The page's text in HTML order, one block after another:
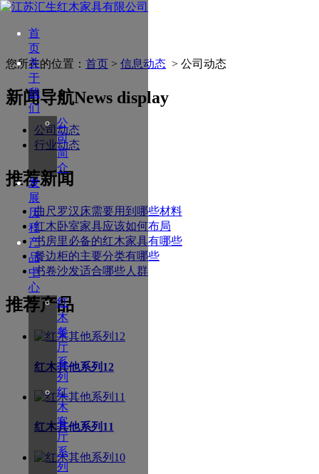
首
页
关
于
我
们
公
司
简
介
发
展
历
程
产
品
中
心
红
木
餐
厅
系
列
红
木
客
厅
系
列
您所在的位置： 首页 > 信息动态 > 公司动态
新闻导航News display
公司动态
行业动态
推荐新闻
曲尺罗汉床需要用到哪些材料
红木卧室家具应该如何布局
书房里必备的红木家具有哪些
餐边柜的主要分类有哪些
书卷沙发适合哪些人群
推荐产品
红木其他系列12
红木其他系列11